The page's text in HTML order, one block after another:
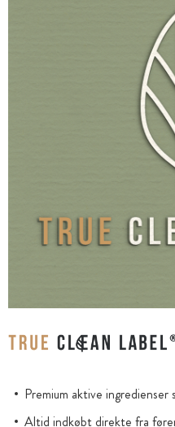
Premium aktive
Altid indkøbt direkte fra